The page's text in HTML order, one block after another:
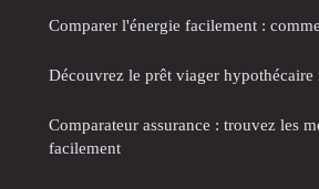
Comparer l'énergie facilement :
Découvrez le prêt viager hypothécaire
Comparateur assurance : trouvez les
facilement